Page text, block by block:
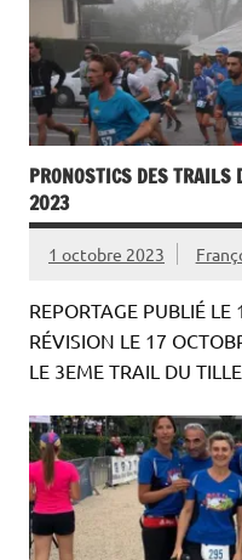
PRONOSTICS DES
2023
1 octobre 2023
REPORTAGE PUBLIÉ
RÉVISION LE 17
LE 3EME TRAIL DU